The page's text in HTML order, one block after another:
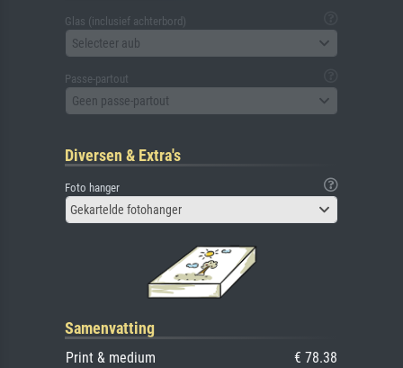
Glas (inclusief achterbord)
Selecteer aub
Passe-partout
Geen passe-partout
Diversen & Extra's
Foto hanger
Gekartelde fotohanger
Samenvatting
Print & medium
€ 78.38